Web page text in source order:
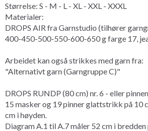
Størrelse: S - M - L - XL - XXL - XXXL
Materialer:
DROPS AIR fra Garnstudio (tilhører
400-450-500-550-600-650 g farge 17,
Arbeidet kan også strikkes med garn fra:
"Alternativt garn (Garngruppe C)"
DROPS RUNDP (80 cm) nr. 6 - eller
15 masker og 19 pinner glattstrikk på 10
cm i høyden.
Diagram A.1 til A.7 måler 52 cm i